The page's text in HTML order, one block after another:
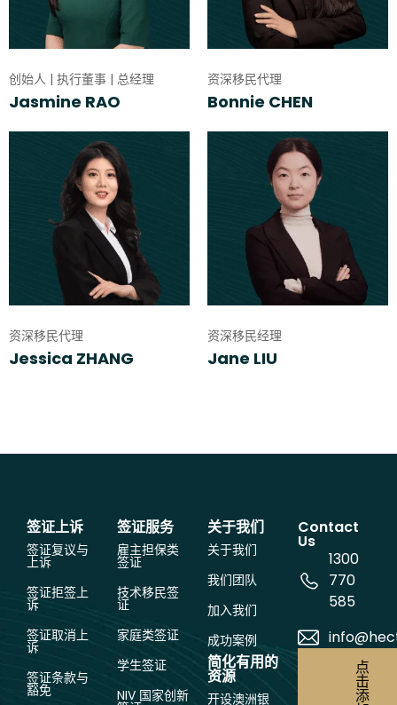
创始人 | 执行董事 | 总经理
Jasmine RAO
资深移民代理
Bonnie CHEN
资深移民代理
Jessica ZHANG
资深移民经理
Jane LIU
签证上诉
签证复议与
上诉
签证拒签上
诉
签证取消上
诉
签证条款与
豁免
签证服务
雇主担保类
签证
技术移民签
证
家庭类签证
学生签证
NIV 国家创新
关于我们
关于我们
我们团队
加入我们
成功案例
简化有用的
资源
开设澳洲银
Contact
Us
1300
770
585
点
击
添